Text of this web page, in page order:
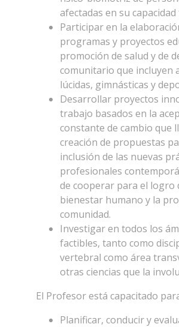
afectadas en su capacidad
Participar en la
programas y proyectos
promoción de salud y de
comunitario que incluyen
lúcidas, gimnásticas y
Desarrollar proyectos
trabajo basados en la
constante de cambio que
creación de propuestas
inclusión de las nuevas
profesionales
de cooperar para el logro
bienestar humano y la
comunidad.
Investigar en todos los
factibles, tanto como
vertebral como área
otras ciencias que la
El Profesor está capacitado
Planificar, conducir y